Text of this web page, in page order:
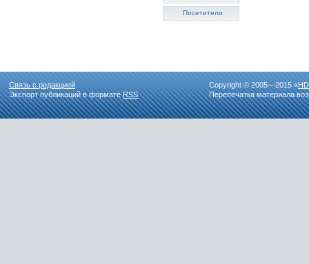
Посетители
Связь с редакцией
Экспорт публикаций в форматеRSS
Copyright © 2005—2015 «
Перепечатка материала